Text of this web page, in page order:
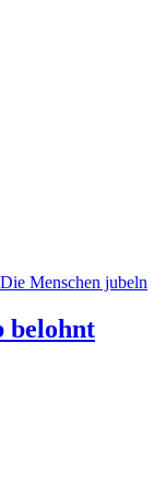
belohnt